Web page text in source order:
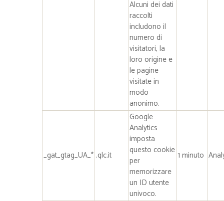
Alcuni dei dati
raccolti
includono il
numero di
visitatori, la
loro origine e
le pagine
visitate in
modo
anonimo.
_gat_gtag_UA_* .qlc.it
Google
Analytics
imposta
questo cookie
per
memorizzare
un ID utente
univoco.
1 minuto